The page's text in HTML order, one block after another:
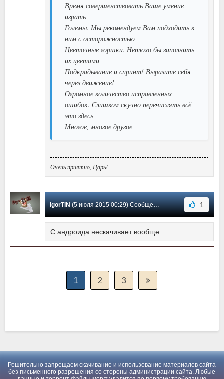
Время совершенствовать Ваше умение
играть
Големы. Мы рекомендуем Вам подходить к
ним с осторожностью
Цветочные горшки. Неплохо бы заполнить
их цветами
Подкрадывание и спринт! Выразите себя
через движение!
Огромное количество исправленных
ошибок. Слишком скучно перечислять всё
это здесь
Многое, многое другое
Очень приятно, Царь!
IgorTIN(5 июля 2015 00:29) Сообщение #39 1
С андроида нескачивает вообще.
1 2 3
Решительно запрещаем скачивание и использование материалов сайта
без письменного разрешения со стороны администрации сайта. Любые